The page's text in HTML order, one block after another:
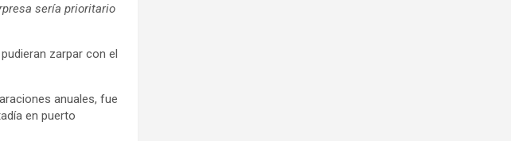
sería prioritario
zarpar con el
anuales, fue
en puerto